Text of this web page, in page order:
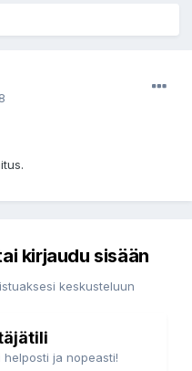
kirjaudu sisään
keskusteluun
ja nopeasti!